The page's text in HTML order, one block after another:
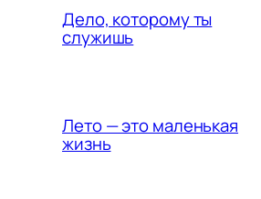
Дело, которому ты
служишь
Лето — это маленькая
жизнь